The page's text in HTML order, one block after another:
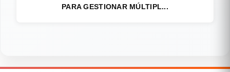
PARA GESTIONAR MÚLTIPL...